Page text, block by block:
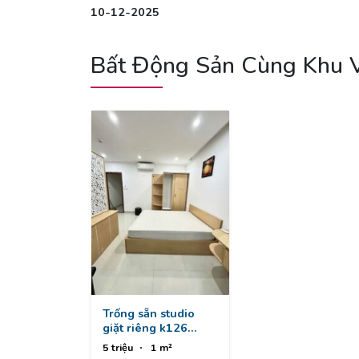
10-12-2025
Bất Động Sản Cùng Khu
Trống sẵn studio
giặt riêng k126
chính hữu, sơn trà
5 triệu
1 m²